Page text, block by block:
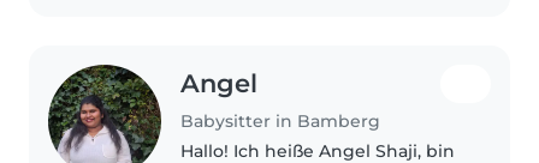
Angel
Babysitter in Bamberg
Hallo! Ich heiße Angel Shaji, bin